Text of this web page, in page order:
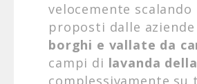
velocemente
proposti dalle
borghi e vallate da
campi di lavanda
complessivamente